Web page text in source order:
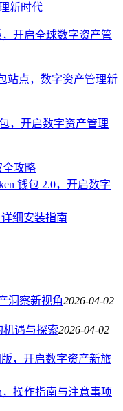
新时代
，开启全球数字资产管
站点，数字资产管理新
，开启数字资产管理
全攻略
钱包 2.0，开启数字
细安装指南
洞察新视角2026-04-02
机遇与探索2026-04-02
，开启数字资产新旅
，操作指南与注意事项